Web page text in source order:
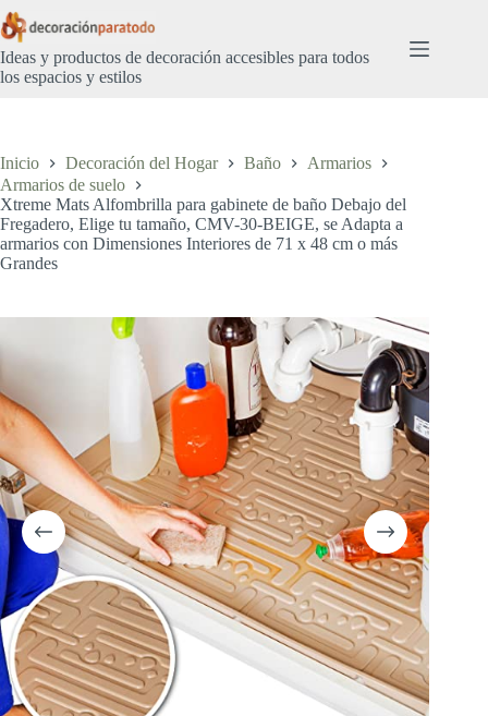
Saltar
al
contenido
Ideas y productos de decoración accesibles para todos
los espacios y estilos
Inicio Decoración del Hogar Baño
Armarios
Armarios de suelo
Xtreme Mats Alfombrilla para gabinete de baño Debajo del
Fregadero, Elige tu tamaño, CMV-30-BEIGE, se Adapta a
armarios con Dimensiones Interiores de 71 x 48 cm o más
Grandes